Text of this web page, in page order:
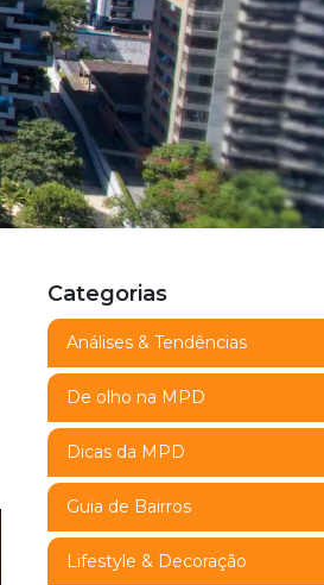
Categorias
Análises & Tendências
De olho na MPD
Dicas da MPD
Guia de Bairros
Lifestyle & Decoração